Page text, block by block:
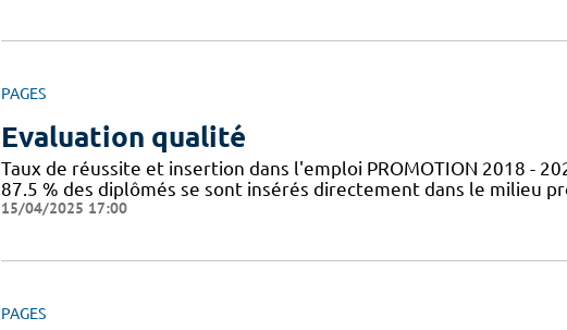
PAGES
Evaluation qualité
Taux de réussite et insertion dans l'emploi PROMOTION 2018 -
87.5 % des diplômés se sont insérés directement dans le milieu
15/04/2025 17:00
PAGES